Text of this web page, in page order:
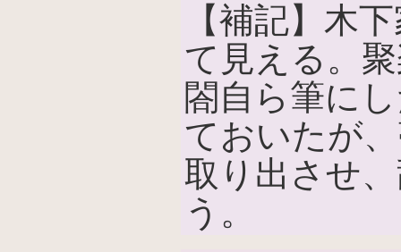
【補記】木
て見える。
閤自ら筆に
ておいたが
取り出させ
う。